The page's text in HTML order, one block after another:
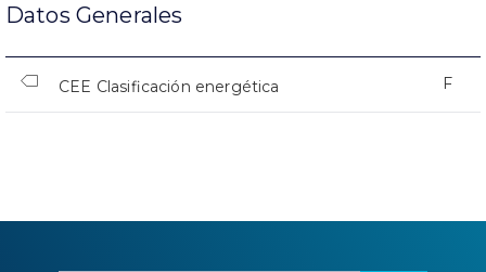
Datos Generales
CEE Clasificación energética F